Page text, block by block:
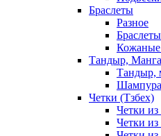
Браслеты
Разное
Кожаные
Тандыр,
Тандыр,
Четки (Тзбех)
Четки из
Четки из